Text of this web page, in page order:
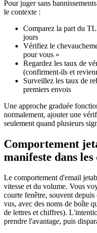
Pour juger sans
le contexte :
Comparez la part du
jours
Vérifiez le
pour vous »
Regardez les taux de
(confirment-ils et
Surveillez les taux de
premiers envois
Une approche graduée
normalement, ajouter une
seulement quand plusieurs
Comportement
manifeste dans les
Le comportement d'email
vitesse et du volume. Vous
courte fenêtre, souvent
vus, avec des noms de boîte
de lettres et chiffres).
prendre l'avantage, puis